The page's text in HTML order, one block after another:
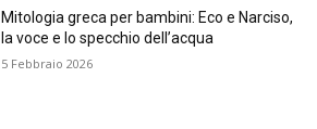
Mitologia greca per bambini: Eco e Narciso,
la voce e lo specchio dell’acqua
5 Febbraio 2026